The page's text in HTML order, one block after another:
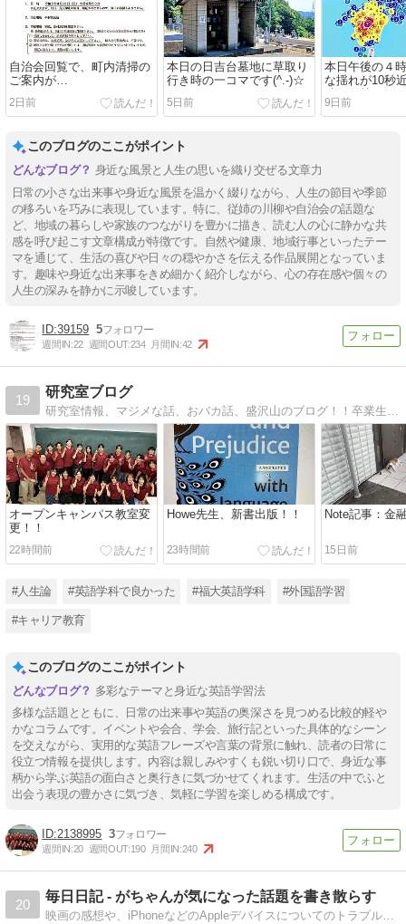
自治会回覧で、町内清掃の
ご案内が…
2日前
本日の日吉台墓地に草取り
行き時の一コマです(^.-)☆
5日前
本日午後の４
な揺れが10秒
味な気持ちに
9日前
このブログのここがポイント
身近な風景と人生の思いを織り交ぜる文章力
日常の小さな出来事や身近な風景を温かく綴りながら、人生の節目や季節
の移ろいを巧みに表現しています。特に、従姉の川柳や自治会の話題な
ど、地域の暮らしや家族のつながりを豊かに描き、読む人の心に静かな共
感を呼び起こす文章構成が特徴です。自然や健康、地域行事といったテー
マを通じて、生活の喜びや日々の穏やかさを伝える作品展開となっていま
す。趣味や身近な出来事をきめ細かく紹介しながら、心の存在感や個々の
人生の深みを静かに示唆しています。
39159 5
週間IN:22 週間OUT:234 月間IN:42
19
研究室ブログ
研究室情報、マジメな話、おバカ話、盛沢山のブログ！！卒業生のお話多し！！
オープンキャンパス教室変
更！！
22時間前
Howe先生、新書出版！！
23時間前
Note記事：金
15日前
#人生論 #英語学科で良かった #福大英語学科 #外国語学習
#キャリア教育
このブログのここがポイント
多彩なテーマと身近な英語学習法
多様な話題とともに、日常の出来事や英語の奥深さを見つめる比較的軽や
かなコラムです。イベントや会合、学会、旅行記といった具体的なシーン
を交えながら、実用的な英語フレーズや言葉の背景に触れ、読者の日常に
役立つ情報を提供します。内容は親しみやすくも鋭い切り口で、身近な事
柄から学ぶ英語の面白さと奥行きに気づかせてくれます。生活の中でふと
出会う表現の豊かさに気づき、気軽に学習を楽しめる構成です。
2138995 3
週間IN:20 週間OUT:190 月間IN:240
20
毎日日記 - がちゃんが気になった話題を書き散らす
映画の感想や、iPhoneなどのAppleデバイスについてのトラブル解決、旅行に行った際のライブ書き込み、音楽のライブの感想、その他気になるニュースについての感想など、気になった話題を書き散らしています。